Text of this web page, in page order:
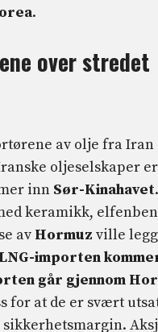
.
over stredet
av olje fra
oljeselskaper
inn Sør-Kinahavet
keramikk,
av Hormuz ville
LNG-importen
går gjennom
for at de er svært